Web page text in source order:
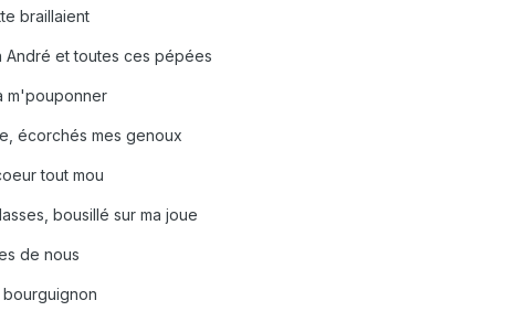
braillaient
André et toutes ces pépées
m'pouponner
écorchés mes genoux
tout mou
bousillé sur ma joue
de nous